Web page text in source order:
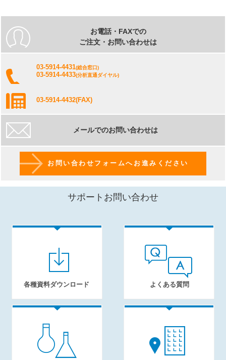
お電話・FAXでの
ご注文・お問い合わせは
03-5914-4431(総合窓口)
03-5914-4433(分析直通ダイヤル)
03-5914-4432(FAX)
メールでのお問い合わせは
お問い合わせフォームへお進みください
サポートお問い合わせ
各種資料ダウンロード よくある質問